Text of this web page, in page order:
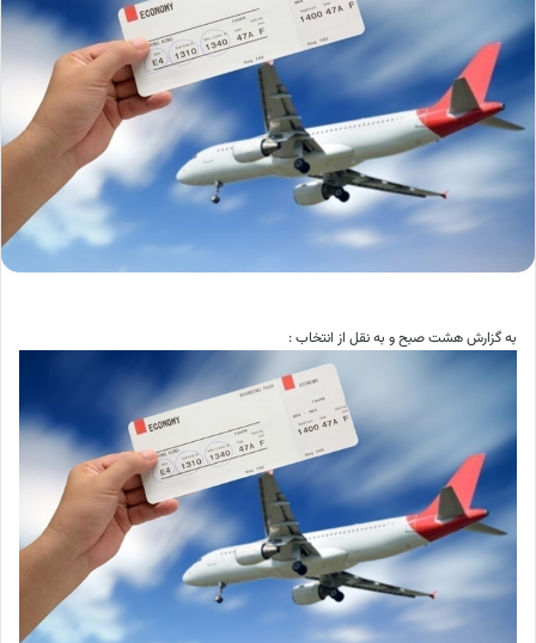
به گزارش هشت صبح و به نقل از انتخاب :